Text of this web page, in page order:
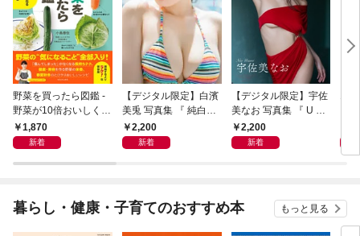
野菜を買ったら図鑑 -
野菜が10倍おいしくな
る保存法と64のレシピ
-
1,870
新着
【デジタル限定】白濱
美兎 写真集 『 純白の
プリズム 』
2,200
新着
【デジタル限定】宇佐
美なお 写真集 『 U ～
Best Selection ～ 』
2,200
新着
暮らし・健康・子育てのおすすめ本 もっと見る